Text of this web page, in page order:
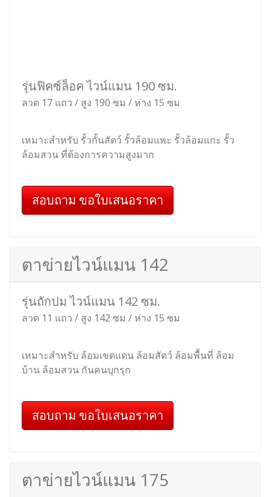
เขต ไม่ต้องการความสูงมาก
สอบถาม ขอใบเสนอราคา
ตาข่ายไวน์แมน 107
รุ่นฟิคซ์ล็อค ไวน์แมน 190 ซม.
เหมาะสำหรับ รั้วกั้นสัตว์ รั้วล้อมแพะ รั้วล้อมแกะ รั้ว
ล้อมสวน ที่ต้องการความสูงมาก